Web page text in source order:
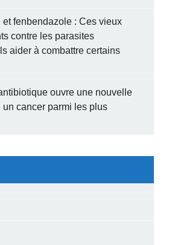
et fenbendazole : Ces vieux
contre les parasites
aider à combattre certains
ouvre une nouvelle
un cancer parmi les plus